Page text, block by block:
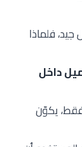
جيد، فلماذا
داخل
يكوّن